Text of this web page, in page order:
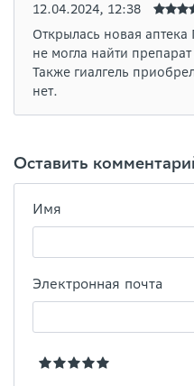
12.04.2024, 12:38
Открылась новая
не могла найти
Также гиалгель
нет.
Оставить
Имя
Электронная почта